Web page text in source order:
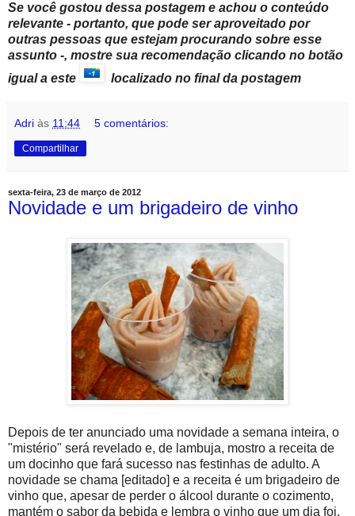
Se você gostou dessa postagem e achou o conteúdo
relevante - portanto, que pode ser aproveitado por
outras pessoas que estejam procurando sobre esse
assunto -, mostre sua recomendação clicando no botão
igual a este
localizado no final da postagem
Adri às 11:44 5 comentários:
Compartilhar
sexta-feira, 23 de março de 2012
Novidade e um brigadeiro de vinho
Depois de ter anunciado uma novidade a semana inteira, o
"mistério" será revelado e, de lambuja, mostro a receita de
um docinho que fará sucesso nas festinhas de adulto. A
novidade se chama [editado] e a receita é um brigadeiro de
vinho que, apesar de perder o álcool durante o cozimento,
mantém o sabor da bebida e lembra o vinho que um dia foi.